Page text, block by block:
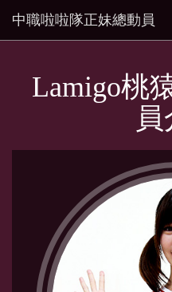
中職啦啦隊正妹總動員
Lamigo桃